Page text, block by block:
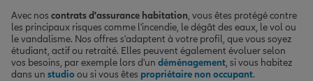
Avec nos contrats d'assurance habitation, vous êtes protégé contre
les principaux risques comme l'incendie, le dégât des eaux, le vol ou
le vandalisme. Nos offres s'adaptent à votre profil, que vous soyez
étudiant, actif ou retraité. Elles peuvent également évoluer selon
vos besoins, par exemple lors d'un déménagement, si vous habitez
dans un studioou si vous êtes propriétaire non occupant.